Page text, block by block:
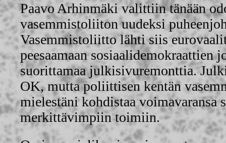
Paavo Arhinmäki valittiin tänään
vasemmistoliiton uudeksi
Vasemmistoliitto lähti siis
peesaamaan sosiaalidemokraattien
suorittamaa julkisivuremonttia.
OK, mutta poliittisen kentän
mielestäni kohdistaa voimavaransa
merkittävimpiin toimiin.